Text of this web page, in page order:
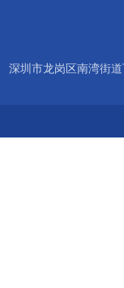
深圳市龙岗区南湾街